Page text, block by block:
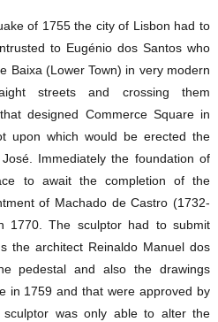
of 1755 the city of Lisbon had to
to Eugénio dos Santos who
Baixa (Lower Town) in very modern
streets and crossing them
designed Commerce Square in
upon which would be erected the
Immediately the foundation of
to await the completion of the
of Machado de Castro (1732-
1770. The sculptor had to submit
the architect Reinaldo Manuel dos
pedestal and also the drawings
in 1759 and that were approved by
was only able to alter the